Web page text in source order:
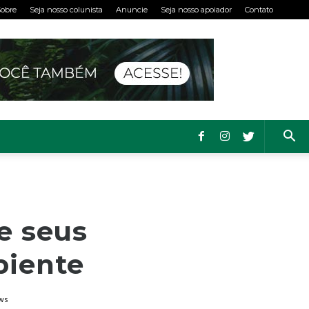
Seja nosso colunista Anuncie Seja nosso apoiador Contato
seus